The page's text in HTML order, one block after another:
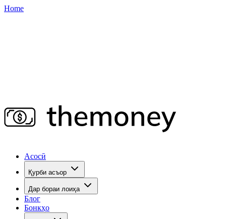
Home
Асосӣ
Қурби асъор
Дар бораи лоиҳа
Блог
Бонкҳо